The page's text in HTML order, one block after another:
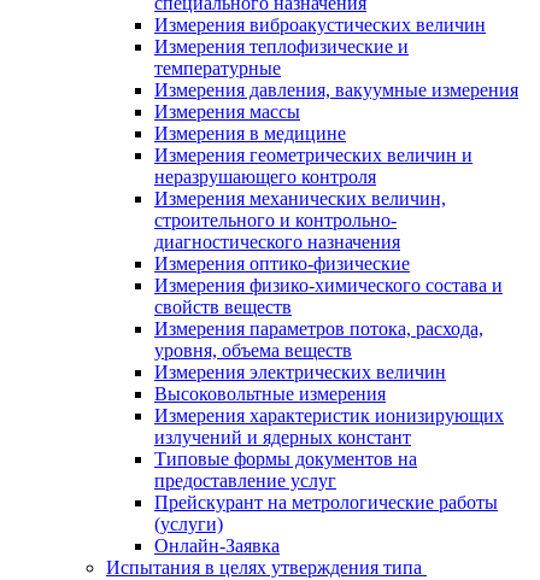
Измерения виброакустических величин
Измерения теплофизические и
температурные
Измерения давления, вакуумные измерения
Измерения массы
Измерения в медицине
Измерения геометрических величин и
неразрушающего контроля
Измерения механических величин,
строительного и контрольно-
диагностического назначения
Измерения оптико-физические
Измерения физико-химического состава и
свойств веществ
Измерения параметров потока, расхода,
уровня, объема веществ
Измерения электрических величин
Высоковольтные измерения
Измерения характеристик ионизирующих
излучений и ядерных констант
Типовые формы документов на
предоставление услуг
Прейскурант на метрологические работы
(услуги)
Онлайн-Заявка
Испытания в целях утверждения типа